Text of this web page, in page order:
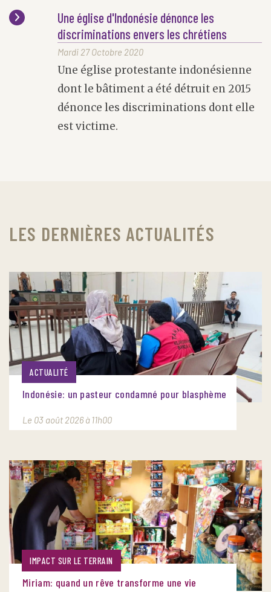
Une église d'Indonésie dénonce les
discriminations envers les chrétiens
Mardi 27 Octobre 2020
Une église protestante indonésienne
dont le bâtiment a été détruit en 2015
dénonce les discriminations dont elle
est victime.
LES DERNIÈRES ACTUALITÉS
ACTUALITÉ
Indonésie: un pasteur condamné pour blasphème
Le 03 août 2026 à 11h00
IMPACT SUR LE TERRAIN
Miriam: quand un rêve transforme une vie